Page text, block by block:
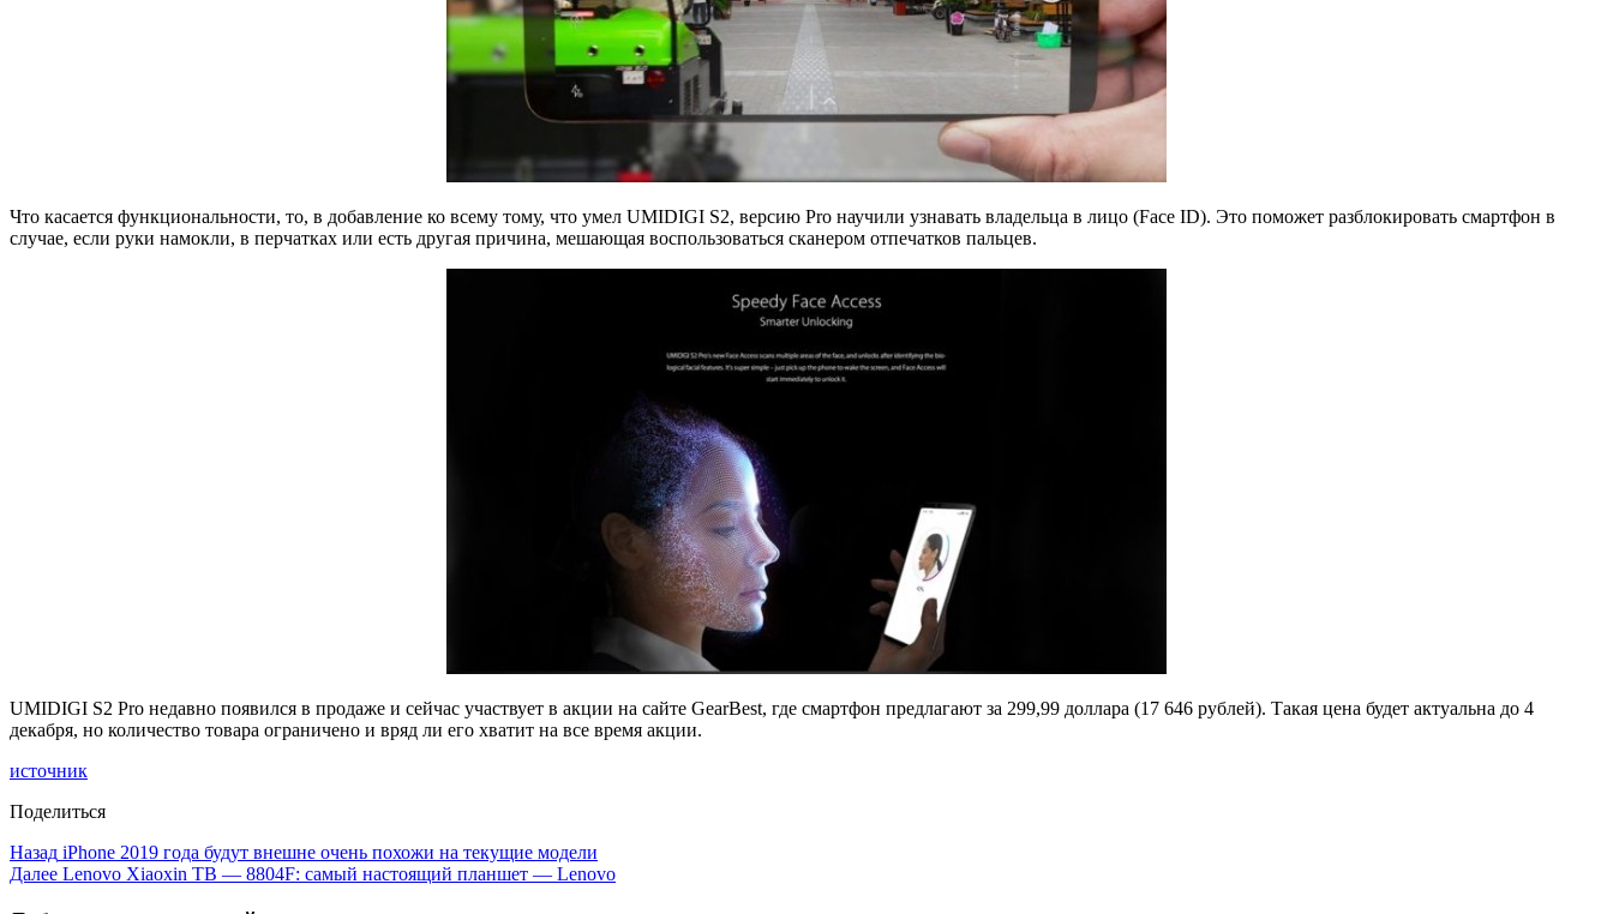
Что касается функциональности, то, в добавление ко всему тому, что умел UMIDIGI S2, версию Pro научили узнавать владельца в лицо (Face ID). Это поможет разблокировать смартфон в
случае, если руки намокли, в перчатках или есть другая причина, мешающая воспользоваться сканером отпечатков пальцев.
UMIDIGI S2 Pro недавно появился в продаже и сейчас участвует в акции на сайте GearBest, где смартфон предлагают за 299,99 доллара (17 646 рублей). Такая цена будет актуальна до 4
декабря, но количество товара ограничено и вряд ли его хватит на все время акции.
источник
Поделиться
Назад iPhone 2019 года будут внешне очень похожи на текущие модели
Далее Lenovo Xiaoxin TB — 8804F: самый настоящий планшет — Lenovo